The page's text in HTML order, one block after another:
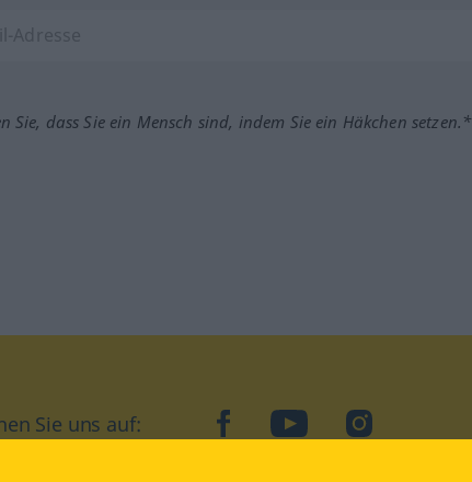
Sie, dass Sie ein Mensch sind, indem Sie ein Häkchen setzen.*
Sie uns auf: facebookYouTubeInstagram